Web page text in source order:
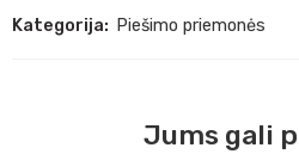
Kategorija: Piešimo priemonės
Jums gali